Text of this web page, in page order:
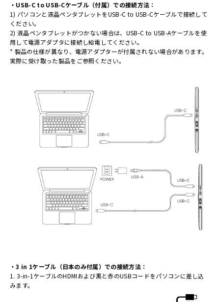
・USB-C to USB-Cケーブル（付属）での接続方法：
1) パソコンと液晶ペンタブレットをUSB-C to USB-Cケーブルで接続して
ください。
2) 液晶ペンタブレットがつかない場合は、USB-C to USB-Aケーブルを使
用して電源アダプタに接続し給電してください。
* 製品の仕様が異なり、電源アダプターが付属されない場合があります。
実際に受け取った製品をご参照ください。
・3 in 1ケーブル（日本のみ付属）での接続方法：
1. 3-in-1ケーブルのHDMIおよび黒と赤のUSBコードをパソコンに差し込
みます。